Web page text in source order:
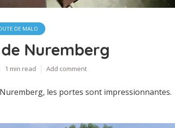
DE MALO
Nuremberg
1 min read Add comment
les portes sont impressionnantes.